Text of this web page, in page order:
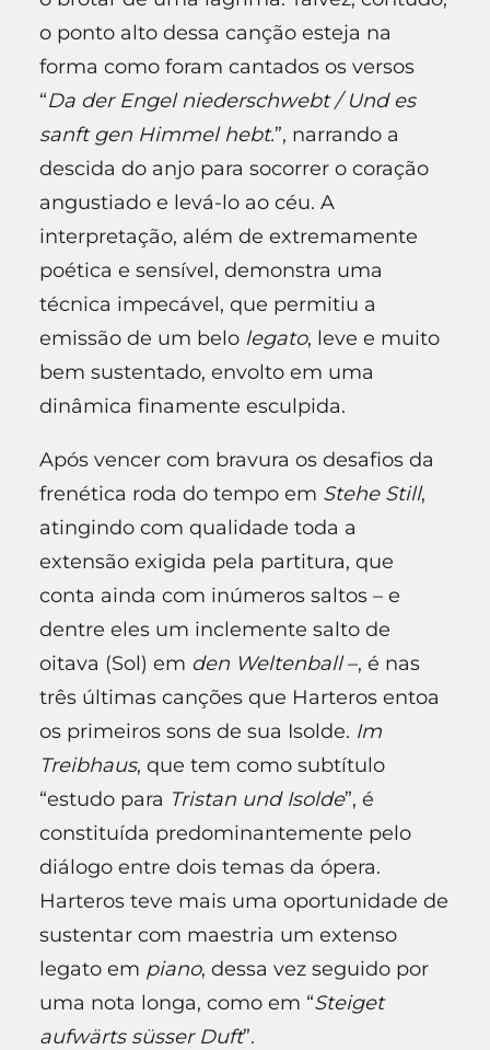
o ponto alto dessa canção esteja na
forma como foram cantados os versos
“Da der Engel niederschwebt / Und es
sanft gen Himmel hebt.”, narrando a
descida do anjo para socorrer o coração
angustiado e levá-lo ao céu. A
interpretação, além de extremamente
poética e sensível, demonstra uma
técnica impecável, que permitiu a
emissão de um belo legato, leve e muito
bem sustentado, envolto em uma
dinâmica finamente esculpida.
Após vencer com bravura os desafios da
frenética roda do tempo em Stehe Still,
atingindo com qualidade toda a
extensão exigida pela partitura, que
conta ainda com inúmeros saltos – e
dentre eles um inclemente salto de
oitava (Sol) em den Weltenball–, é nas
três últimas canções que Harteros entoa
os primeiros sons de sua Isolde. Im
Treibhaus, que tem como subtítulo
“estudo para Tristan und Isolde”, é
constituída predominantemente pelo
diálogo entre dois temas da ópera.
Harteros teve mais uma oportunidade de
sustentar com maestria um extenso
legato em piano, dessa vez seguido por
uma nota longa, como em “Steiget
aufwärts süsser Duft”.